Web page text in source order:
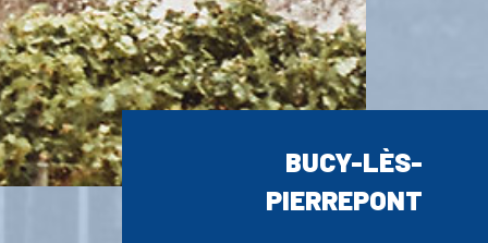
BUCY-LÈS-
PIERREPONT